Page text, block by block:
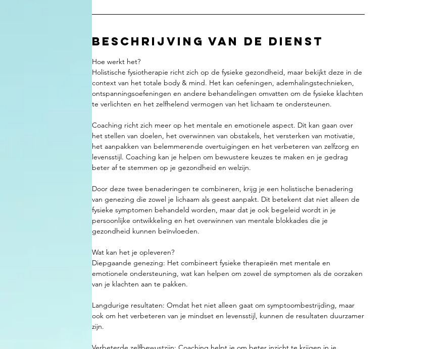
Beschrijving van de dienst
Hoe werkt het?
Holistische fysiotherapie richt zich op de fysieke gezondheid, maar bekijkt deze in de
context van het totale body & mind. Het kan oefeningen, ademhalingstechnieken,
ontspanningsoefeningen en andere behandelingen omvatten om de fysieke klachten
te verlichten en het zelfhelend vermogen van het lichaam te ondersteunen.
Coaching richt zich meer op het mentale en emotionele aspect. Dit kan gaan over
het stellen van doelen, het overwinnen van obstakels, het versterken van motivatie,
het aanpakken van belemmerende overtuigingen en het verbeteren van zelfzorg en
levensstijl. Coaching kan je helpen om bewustere keuzes te maken en je gedrag
beter af te stemmen op je gezondheid en welzijn.
Door deze twee benaderingen te combineren, krijg je een holistische benadering
van genezing die zowel je lichaam als geest aanpakt. Dit betekent dat niet alleen de
fysieke symptomen behandeld worden, maar dat je ook begeleid wordt in je
persoonlijke ontwikkeling en het overwinnen van mentale blokkades die je
gezondheid kunnen beïnvloeden.
Wat kan het je opleveren?
Diepgaande genezing: Het combineert fysieke therapieën met mentale en
emotionele ondersteuning, wat kan helpen om zowel de symptomen als de oorzaken
van je klachten aan te pakken.
Langdurige resultaten: Omdat het niet alleen gaat om symptoombestrijding, maar
ook om het verbeteren van je mindset en levensstijl, kunnen de resultaten duurzamer
zijn.